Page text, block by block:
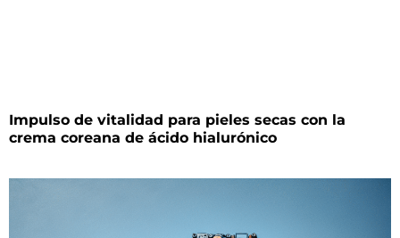
Impulso de vitalidad para pieles secas con la
crema coreana de ácido hialurónico